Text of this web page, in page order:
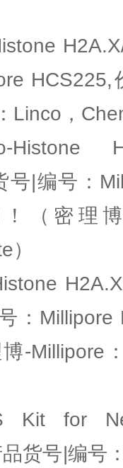
Linco，
Histone
号|编号：
（密理博
：Millipore
-Millipore
Kit for
货号|编号